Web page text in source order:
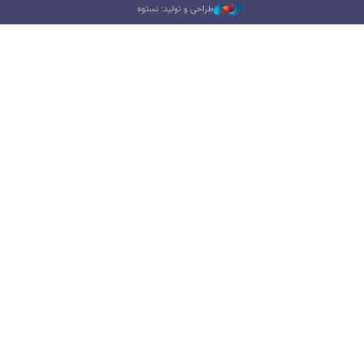
طراحی و تولید: نستوه